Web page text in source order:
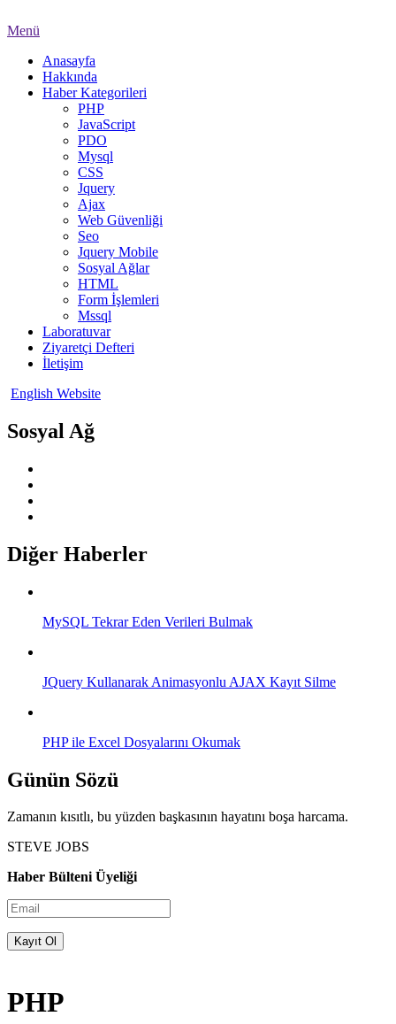
Menü
Anasayfa
Hakkında
Haber Kategorileri
PHP
JavaScript
PDO
Mysql
CSS
Jquery
Ajax
Web Güvenliği
Seo
Jquery Mobile
Sosyal Ağlar
HTML
Form İşlemleri
Mssql
Laboratuvar
Ziyaretçi Defteri
İletişim
English Website
Sosyal Ağ
Diğer Haberler
MySQL Tekrar Eden Verileri Bulmak
JQuery Kullanarak Animasyonlu AJAX Kayıt Silme
PHP ile Excel Dosyalarını Okumak
Günün Sözü
Zamanın kısıtlı, bu yüzden başkasının hayatını boşa harcama.
STEVE JOBS
Haber Bülteni Üyeliği
PHP